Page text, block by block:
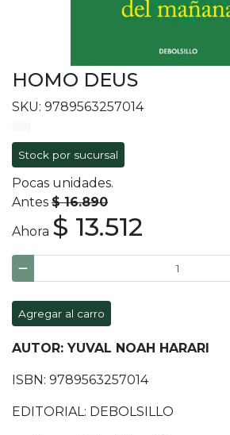
HOMO DEUS
SKU: 9789563257014
Stock por sucursal
Pocas unidades.
Antes $ 16.890
Ahora $ 13.512
Agregar al carro
AUTOR: YUVAL NOAH HARARI
ISBN: 9789563257014
EDITORIAL: DEBOLSILLO